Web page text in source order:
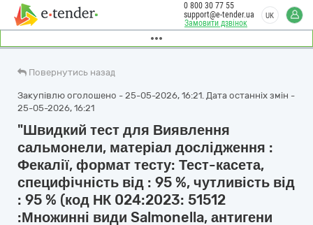
Замовити дзвінок
0 800 30 77 55
support@e-tender.ua
UK
Повернутись назад
Закупівлю оголошено - 25-05-2026, 16:21. Дата останніх змін -
25-05-2026, 16:21
"Швидкий тест для Виявлення
сальмонели, матеріал дослідження :
Фекалії, формат тесту: Тест-касета,
специфічність від : 95 %, чутливість від
: 95 % (код НК 024:2023: 51512
:Множинні види Salmonella, антигени